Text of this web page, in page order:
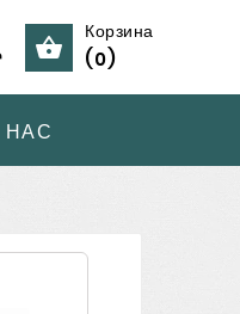

Корзина
(0)
НАС